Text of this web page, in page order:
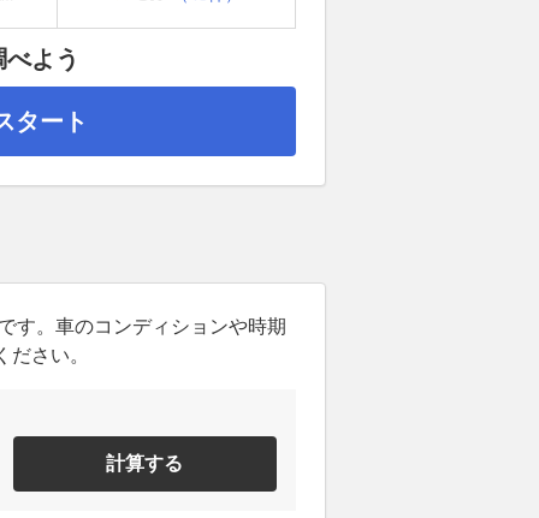
よう
タート
す。車のコンディションや時期
さい。
計算する